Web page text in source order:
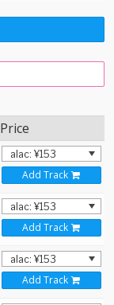
Price
Add Track
Add Track
Add Track